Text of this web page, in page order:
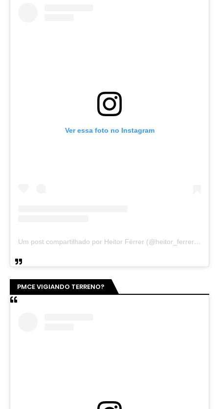
Ver essa foto no Instagram
Um post compartilhado por Heitor Férrer (@heitor_ferrer77)
PMCE VIGIANDO TERRENO?